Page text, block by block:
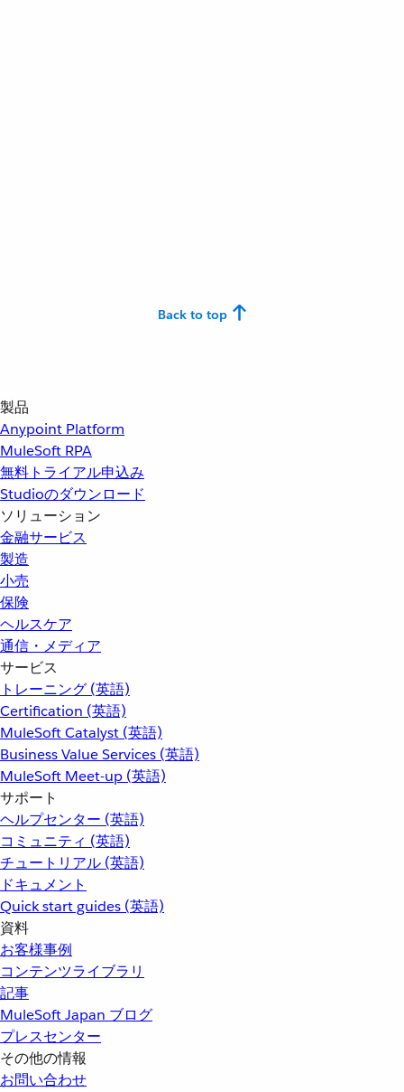
Back to top
製品
Anypoint Platform
MuleSoft RPA
無料トライアル申込み
Studioのダウンロード
ソリューション
金融サービス
製造
小売
保険
ヘルスケア
通信・メディア
サービス
トレーニング (英語)
Certification (英語)
MuleSoft Catalyst (英語)
Business Value Services (英語)
MuleSoft Meet-up (英語)
サポート
ヘルプセンター (英語)
コミュニティ (英語)
チュートリアル (英語)
ドキュメント
Quick start guides (英語)
資料
お客様事例
コンテンツライブラリ
記事
MuleSoft Japan ブログ
プレスセンター
その他の情報
お問い合わせ